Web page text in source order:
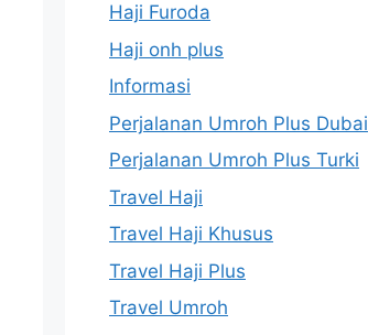
Haji Furoda
Haji onh plus
Informasi
Perjalanan Umroh Plus Dubai
Perjalanan Umroh Plus Turki
Travel Haji
Travel Haji Khusus
Travel Haji Plus
Travel Umroh